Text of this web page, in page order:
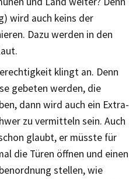
wird auch keins der
Dazu werden in den
klingt an. Denn
gebeten werden, die
dann wird auch ein Extra-
zu vermitteln sein. Auch
glaubt, er müsste für
die Türen öffnen und einen
stellen, wie